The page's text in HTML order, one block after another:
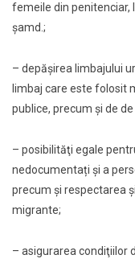
femeile din penitenciar,
şamd.;
– depăşirea limbajului
limbaj care este folosit
publice, precum și de
– posibilităţi egale
nedocumentați şi a
precum şi respectarea
migrante;
– asigurarea condiţiilor